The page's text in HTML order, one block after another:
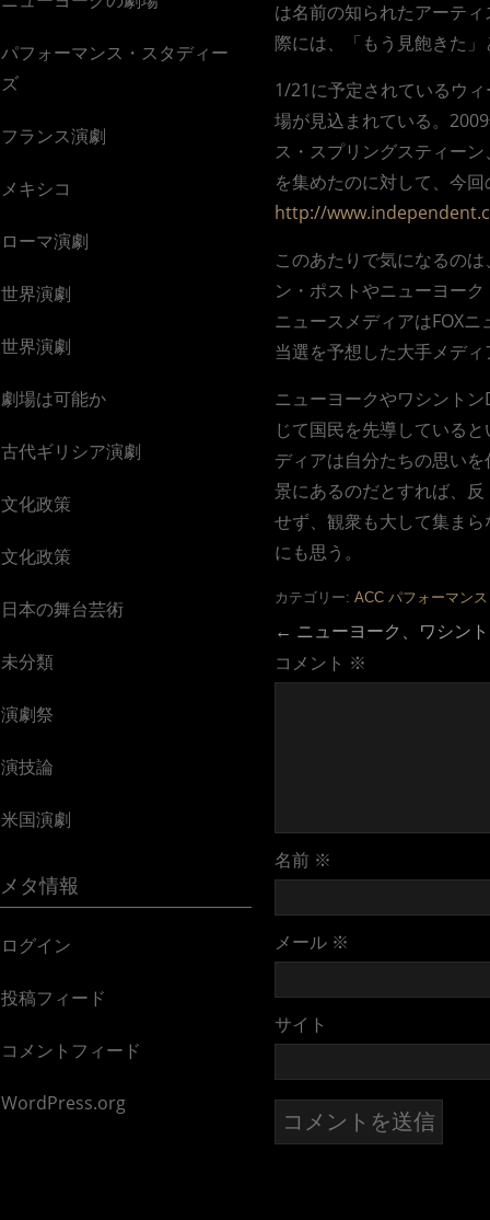
は名前の知られたアーテ
際には、「もう見飽きた
1/21に予定されているウ
場が見込まれている。
ス・スプリングスティー
を集めたのに対して、今
http://
このあたりで気になるの
ン・ポストやニューヨー
ニュースメディアはFOX
当選を予想した大手メデ
ニューヨークやワシント
じて国民を先導している
ディアは自分たちの思い
景にあるのだとすれば、
せず、観衆も大して集ま
にも思う。
カテゴリー: ACC パフォーマン
← ニューヨーク、ワシン
コメント ※
名前 ※
メール ※
サイト
パフォーマンス・スタディー
ズ
フランス演劇
メキシコ
ローマ演劇
世界演劇
世界演劇
劇場は可能か
古代ギリシア演劇
文化政策
文化政策
日本の舞台芸術
未分類
演劇祭
演技論
米国演劇
メタ情報
ログイン
投稿フィード
コメントフィード
WordPress.org